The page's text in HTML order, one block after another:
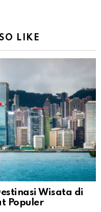
LIKE
Wisata di
Populer